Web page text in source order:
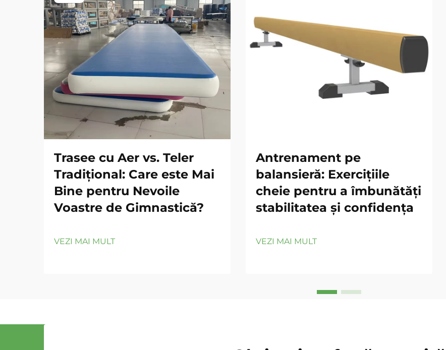
Trasee cu Aer vs. Teler
Tradițional: Care este Mai
Bine pentru Nevoile
Voastre de Gimnastică?
VEZI MAI MULT
Antrenament pe
balansieră: Exercițiile
cheie pentru a îmbunătăți
stabilitatea și confidența
VEZI MAI MULT